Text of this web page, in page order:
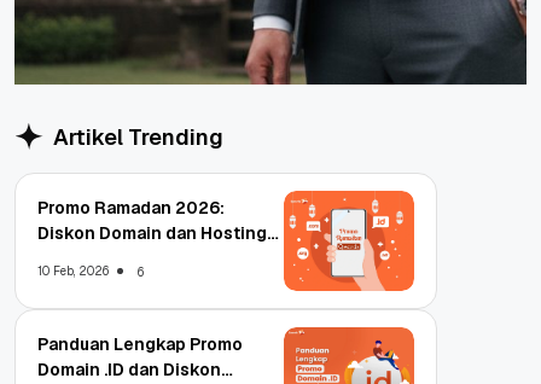
Artikel Trending
Promo Ramadan 2026:
Diskon Domain dan Hosting
10 Feb, 2026 6
Panduan Lengkap Promo
Domain .ID dan Diskon